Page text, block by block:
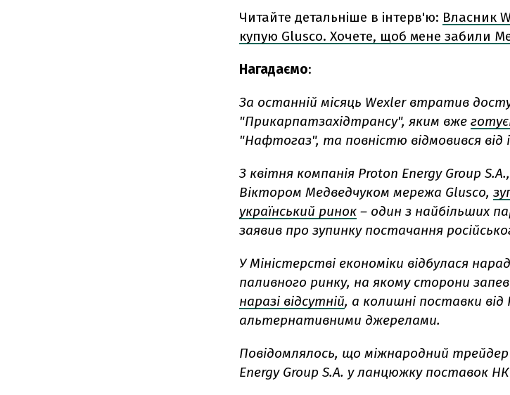
Читайте детальніше в інтерв'ю: Власник
купую Glusco. Хочете, щоб мене забили
Нагадаємо:
За останній місяць Wexler втратив
"Прикарпатзахідтрансу", яким вже
"Нафтогаз", та повністю відмовився від
З квітня компанія Proton Energy Group
Віктором Медведчуком мережа Glusco,
український ринок – один з найбільших
заявив про зупинку постачання
У Міністерстві економіки відбулася
паливного ринку, на якому сторони
наразі відсутній, а колишні поставки від
альтернативними джерелами.
Повідомлялось, що міжнародний трейдер
Energy Group S.A. у ланцюжку поставок